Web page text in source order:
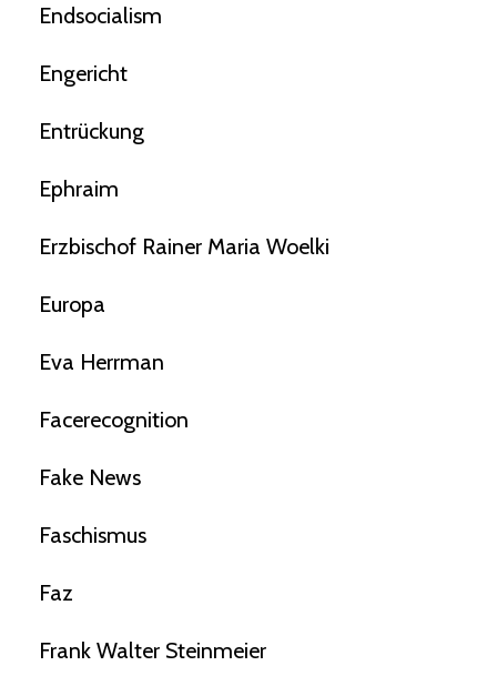
Endsocialism
Engericht
Entrückung
Ephraim
Erzbischof Rainer Maria Woelki
Europa
Eva Herrman
Facerecognition
Fake News
Faschismus
Faz
Frank Walter Steinmeier